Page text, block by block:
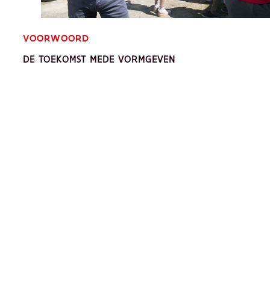
VOORWOORD
DE TOEKOMST MEDE VORMGEVEN